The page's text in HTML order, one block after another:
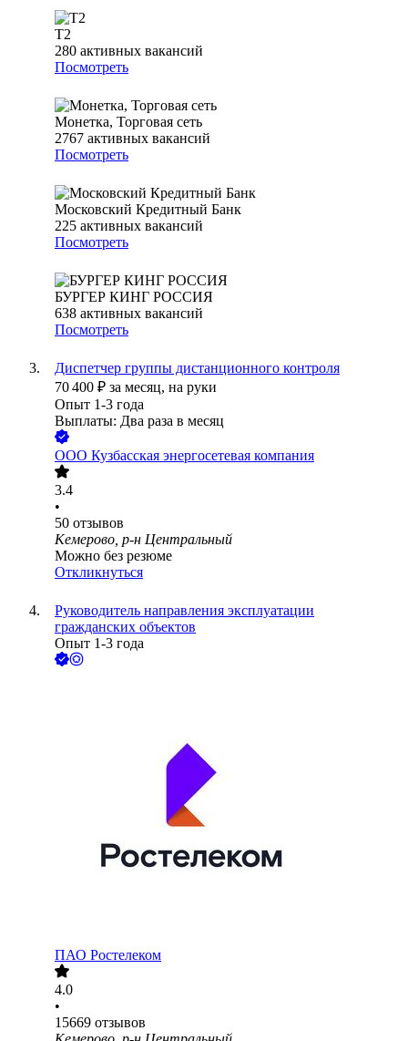
T2
280 активных вакансий
Посмотреть
Монетка, Торговая сеть
2767 активных вакансий
Посмотреть
Московский Кредитный Банк
225 активных вакансий
Посмотреть
БУРГЕР КИНГ РОССИЯ
638 активных вакансий
Посмотреть
Диспетчер группы дистанционного контроля
70 400 ₽ за месяц, на руки
Опыт 1-3 года
Выплаты: Два раза в месяц
ООО Кузбасская энергосетевая компания
3.4
•
50 отзывов
Кемерово, р-н Центральный
Можно без резюме
Откликнуться
Руководитель направления эксплуатации
гражданских объектов
Опыт 1-3 года
ПАО Ростелеком
4.0
•
15669 отзывов